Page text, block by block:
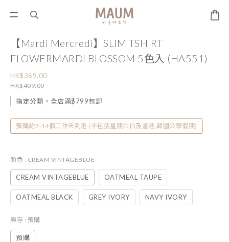
【Mardi Mercredi】SLIM TSHIRT
FLOWERMARDI BLOSSOM 5色入 (HA551)
HK$369.00
HK$409.00
指定分類，全店滿$799包郵
預購約7-14個工作天到港 (不包括星期六日及香港,韓國公眾假期)
顏色 : CREAM VINTAGEBLUE
CREAM VINTAGEBLUE OATMEAL TAUPE
OATMEAL BLACK GREY IVORY NAVY IVORY
庫存 : 預購
預購